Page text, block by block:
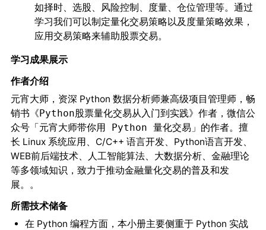
如择时、选股、风险控制、度量、仓位管理等。通过
学习我们可以制定量化交易策略以及度量策略效果，
应用交易策略来辅助股票交易。
学习成果展示
作者介绍
元宵大师，资深 Python 数据分析师兼高级项目管理师，畅
销书 《Python股票量化交易从入门到实践》 作者，微信公
众号「元宵大师带你用 Python 量化交易」 的作者。擅
长 Linux 系统应用、C/C++ 语言开发、Python语言开发、
WEB前后端技术、人工智能算法、大数据分析、金融理论
等多领域知识，致力于推动金融量化交易的普及和发
展。。
所需技术储备
在 Python 编程方面，本小册主要侧重于 Python 实战